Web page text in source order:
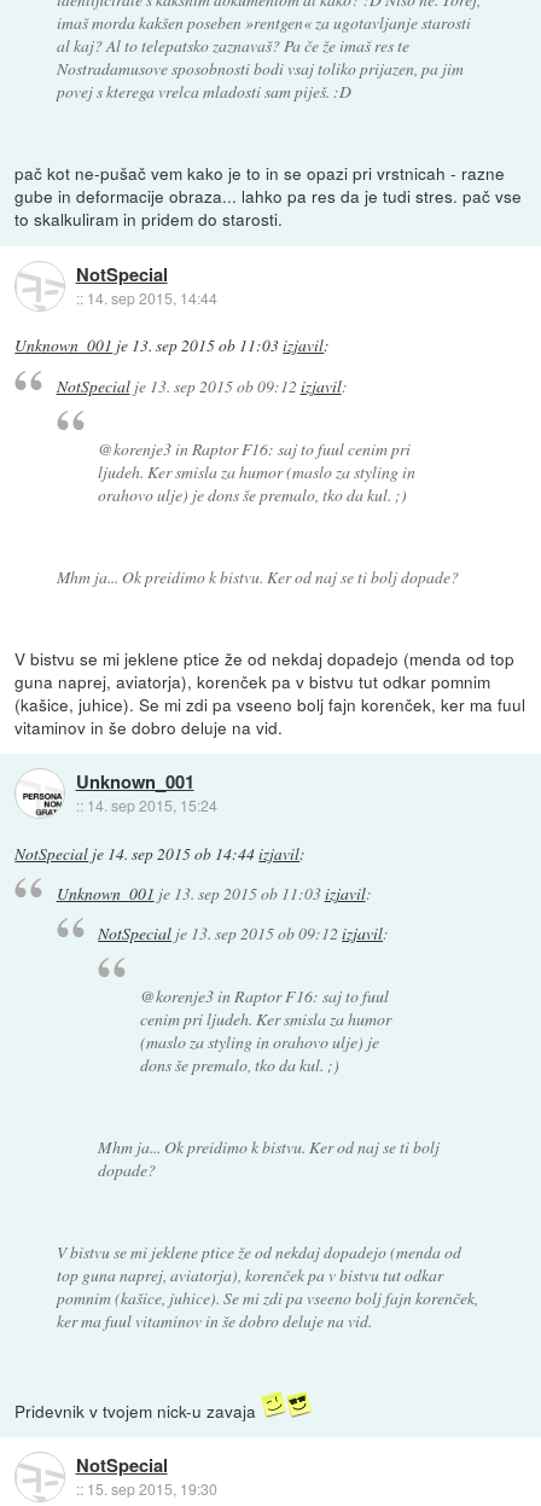
imaš morda kakšen poseben »rentgen« za ugotavljanje starosti
al kaj? Al to telepatsko zaznavaš? Pa če že imaš res te
Nostradamusove sposobnosti bodi vsaj toliko prijazen, pa jim
povej s kterega vrelca mladosti sam piješ. :D
pač kot ne-pušač vem kako je to in se opazi pri vrstnicah - razne
gube in deformacije obraza... lahko pa res da je tudi stres. pač vse
to skalkuliram in pridem do starosti.
NotSpecial
:: 14. sep 2015, 14:44
Unknown_001 je 13. sep 2015 ob 11:03izjavil:
NotSpecialje 13. sep 2015 ob 09:12 izjavil:
@korenje3 in Raptor F16: saj to fuul cenim pri
ljudeh. Ker smisla za humor (maslo za styling in
orahovo ulje) je dons še premalo, tko da kul. ;)
Mhm ja... Ok preidimo k bistvu. Ker od naj se ti bolj dopade?
V bistvu se mi jeklene ptice že od nekdaj dopadejo (menda od top
guna naprej, aviatorja), korenček pa v bistvu tut odkar pomnim
(kašice, juhice). Se mi zdi pa vseeno bolj fajn korenček, ker ma fuul
vitaminov in še dobro deluje na vid.
Unknown_001
:: 14. sep 2015, 15:24
NotSpecial je 14. sep 2015 ob 14:44izjavil:
Unknown_001 je 13. sep 2015 ob 11:03izjavil:
NotSpecial je 13. sep 2015 ob 09:12izjavil:
@korenje3 in Raptor F16: saj to fuul
cenim pri ljudeh. Ker smisla za humor
(maslo za styling in orahovo ulje) je
dons še premalo, tko da kul. ;)
Mhm ja... Ok preidimo k bistvu. Ker od naj se ti bolj
dopade?
V bistvu se mi jeklene ptice že od nekdaj dopadejo (menda od
top guna naprej, aviatorja), korenček pa v bistvu tut odkar
pomnim (kašice, juhice). Se mi zdi pa vseeno bolj fajn korenček,
ker ma fuul vitaminov in še dobro deluje na vid.
Pridevnik v tvojem nick-u zavaja
NotSpecial
:: 15. sep 2015, 19:30